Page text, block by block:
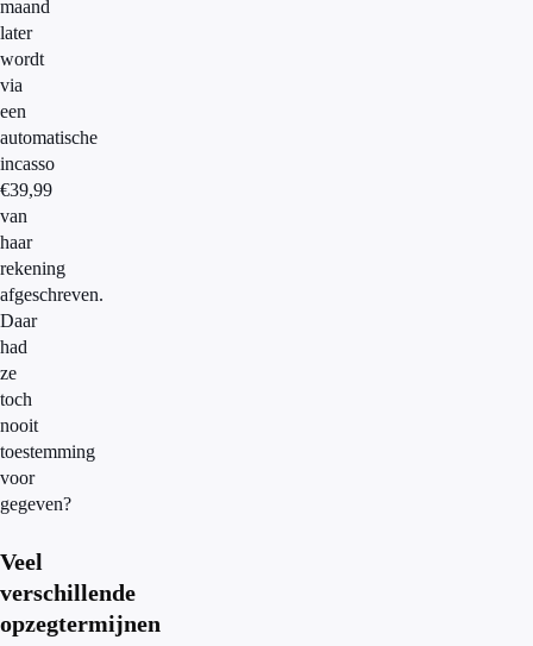
maand
later
wordt
via
een
automatische
incasso
€39,99
van
haar
rekening
afgeschreven.
Daar
had
ze
toch
nooit
toestemming
voor
gegeven?
Veel
verschillende
opzegtermijnen